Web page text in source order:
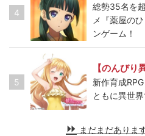
4
総勢35名を
メ『薬屋の
ンゲーム！
5
【のんびり
新作育成
ともに異世
まだまだありま